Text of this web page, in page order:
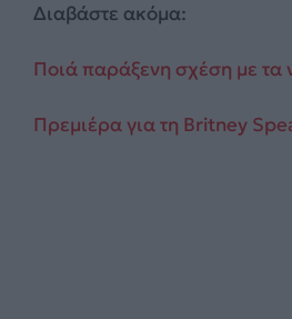
Διαβάστε ακόμα:
Ποιά παράξενη σχέση με τα
Πρεμιέρα για τη Britney